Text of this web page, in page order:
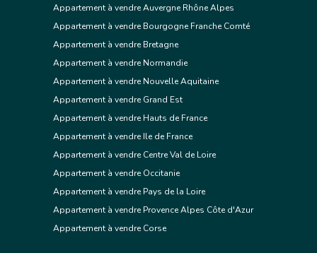
Appartement à vendre Auvergne Rhône Alpes
Appartement à vendre Bourgogne Franche Comté
Appartement à vendre Bretagne
Appartement à vendre Normandie
Appartement à vendre Nouvelle Aquitaine
Appartement à vendre Grand Est
Appartement à vendre Hauts de France
Appartement à vendre Ile de France
Appartement à vendre Centre Val de Loire
Appartement à vendre Occitanie
Appartement à vendre Pays de la Loire
Appartement à vendre Provence Alpes Côte d'Azur
Appartement à vendre Corse